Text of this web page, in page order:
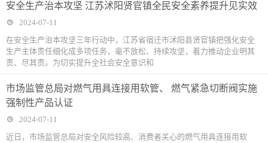
安全生产治本攻坚 江苏沭阳贤官镇全民安全素养提升见实效
2024-07-11
在安全生产治本攻坚三年行动中，江苏省宿迁市沭阳县贤官镇把强化安全
生产主体责任细化成多项任务，毫不放松、持续攻坚，着力推动企业明其
责、尽其责。为切实提升全社会安全意识和
市场监管总局对燃气用具连接用软管、 燃气紧急切断阀实施
强制性产品认证
2024-07-11
近日，市场监管总局对安全风险较高、消费者关心的燃气用具连接用软